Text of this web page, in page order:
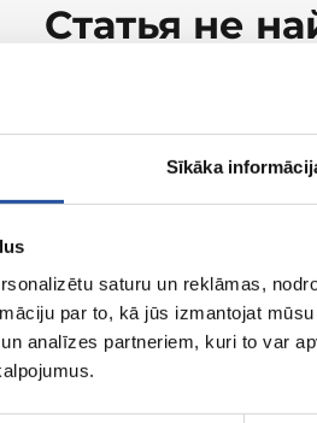
Sīkāka
saturu un reklāmas,
par to, kā jūs izmantojat
analīzes partneriem, kuri to var
Статья не